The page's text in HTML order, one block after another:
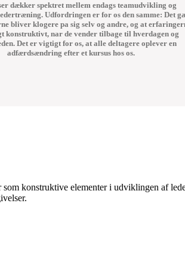
dækker spektret mellem endags teamudvikling og
Udfordringen er for os den samme: Det
bliver klogere pa sig selv og andre, og at
konstruktivt, nar de vender tilbage til hverdagen og
Det er vigtigt for os, at alle deltagere oplever en
adfærdsændring efter et kursus hos os.
konstruktive elementer i udviklingen af